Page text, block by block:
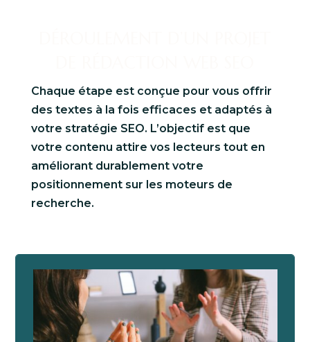
Chaque étape est conçue pour vous offrir
des textes à la fois efficaces et adaptés à
votre stratégie SEO. L’objectif est que
votre contenu attire vos lecteurs tout en
améliorant durablement votre
positionnement sur les moteurs de
recherche.